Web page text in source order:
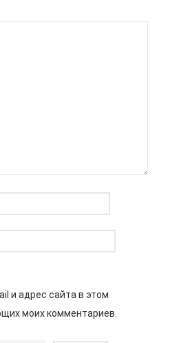
и адрес сайта в этом
моих комментариев.